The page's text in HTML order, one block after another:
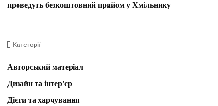
проведуть безкоштовний прийом у Хмільнику
Категорії
Авторський матеріал
Дизайн та інтер'єр
Дієти та харчування